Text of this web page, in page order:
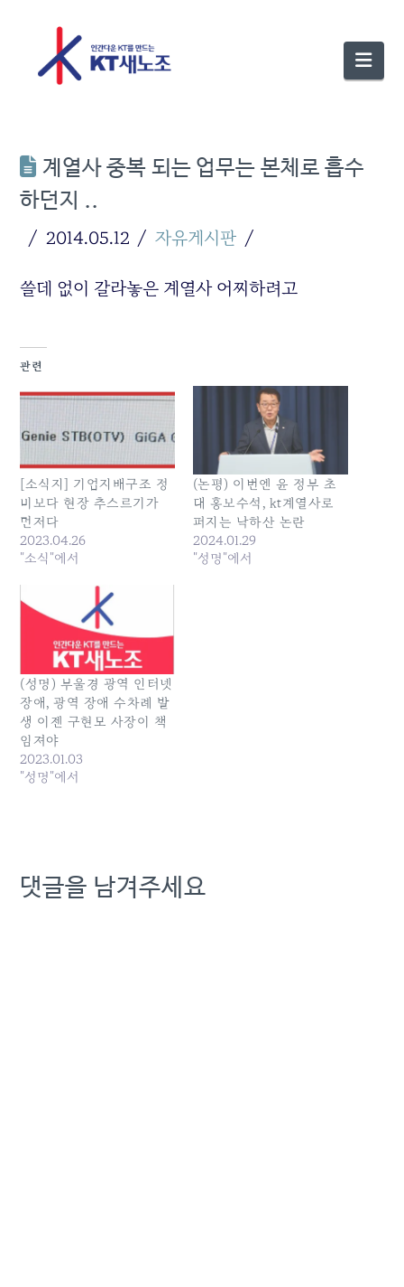
계열사 중복 되는 업무는 본체로 흡수
하던지 ..
2014.05.12 자유게시판
쓸데 없이 갈라놓은 계열사 어찌하려고
관련
[소식지] 기업지배구조 정
비보다 현장 추스르기가
먼저다
2023.04.26
"소식"에서
(논평) 이번엔 윤 정부 초
대 홍보수석, kt계열사로
퍼지는 낙하산 논란
2024.01.29
"성명"에서
(성명) 부울경 광역 인터넷
장애, 광역 장애 수차례 발
생 이젠 구현모 사장이 책
임져야
2023.01.03
"성명"에서
댓글을 남겨주세요